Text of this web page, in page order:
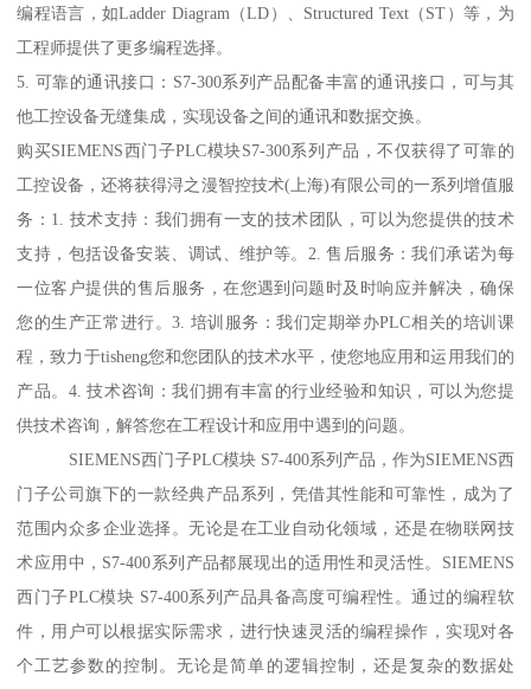
编程语言，如Ladder Diagram（LD）、Structured Text（ST）等，为
工程师提供了更多编程选择。
5. 可靠的通讯接口：S7-300系列产品配备丰富的通讯接口，可与其
他工控设备无缝集成，实现设备之间的通讯和数据交换。
购买SIEMENS西门子PLC模块S7-300系列产品，不仅获得了可靠的
工控设备，还将获得浔之漫智控技术(上海)有限公司的一系列增值服
务：1. 技术支持：我们拥有一支的技术团队，可以为您提供的技术
支持，包括设备安装、调试、维护等。2. 售后服务：我们承诺为每
一位客户提供的售后服务，在您遇到问题时及时响应并解决，确保
您的生产正常进行。3. 培训服务：我们定期举办PLC相关的培训课
程，致力于tisheng您和您团队的技术水平，使您地应用和运用我们的
产品。4. 技术咨询：我们拥有丰富的行业经验和知识，可以为您提
供技术咨询，解答您在工程设计和应用中遇到的问题。
SIEMENS西门子PLC模块 S7-400系列产品，作为SIEMENS西
门子公司旗下的一款经典产品系列，凭借其性能和可靠性，成为了
范围内众多企业选择。无论是在工业自动化领域，还是在物联网技
术应用中，S7-400系列产品都展现出的适用性和灵活性。SIEMENS
西门子PLC模块 S7-400系列产品具备高度可编程性。通过的编程软
件，用户可以根据实际需求，进行快速灵活的编程操作，实现对各
个工艺参数的控制。无论是简单的逻辑控制，还是复杂的数据处